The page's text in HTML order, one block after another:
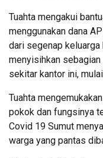
Tuahta mengakui
menggunakan dana
dari segenap
menyisihkan
sekitar kantor ini,
Tuahta
pokok dan fungsinya
Covid 19 Sumut
warga yang pantas